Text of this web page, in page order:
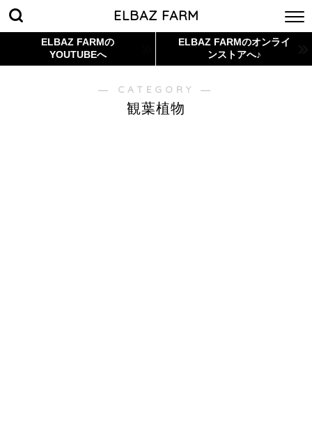
ELBAZ FARM
ELBAZ FARMの
YOUTUBEへ
ELBAZ FARMのオンライ
ンストアへ♪
― CATEGORY ―
観葉植物